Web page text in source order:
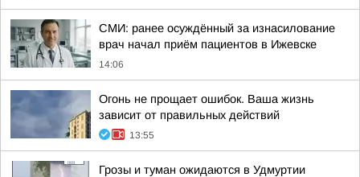
СМИ: ранее осуждённый за изнасилование
врач начал приём пациентов в Ижевске
14:06
Огонь не прощает ошибок. Ваша жизнь
зависит от правильных действий
13:55
Грозы и туман ожидаются в Удмуртии